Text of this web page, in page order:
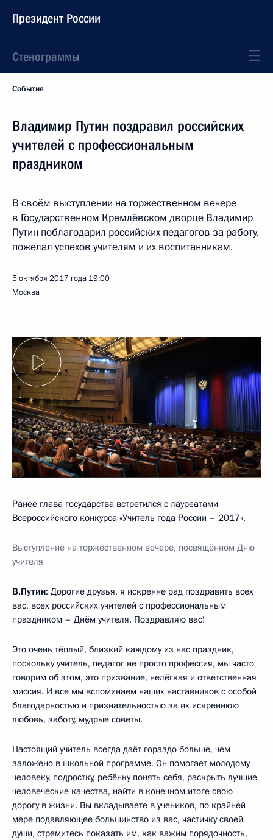
Президент России
Стенограммы
События
Владимир Путин поздравил российских
учителей с профессиональным
праздником
В своём выступлении на торжественном вечере
в Государственном Кремлёвском дворце Владимир
Путин поблагодарил российских педагогов за работу,
пожелал успехов учителям и их воспитанникам.
5 октября 2017 года 19:00
Москва
Ранее глава государства встретился с лауреатами
Всероссийского конкурса «Учитель года России – 2017».
Выступление на торжественном вечере, посвящённом Дню
учителя
В.Путин: Дорогие друзья, я искренне рад поздравить всех
вас, всех российских учителей с профессиональным
праздником – Днём учителя. Поздравляю вас!
Это очень тёплый, близкий каждому из нас праздник,
поскольку учитель, педагог не просто профессия, мы часто
говорим об этом, это призвание, нелёгкая и ответственная
миссия. И все мы вспоминаем наших наставников с особой
благодарностью и признательностью за их искреннюю
любовь, заботу, мудрые советы.
Настоящий учитель всегда даёт гораздо больше, чем
заложено в школьной программе. Он помогает молодому
человеку, подростку, ребёнку понять себя, раскрыть лучшие
человеческие качества, найти в конечном итоге свою
дорогу в жизни. Вы вкладываете в учеников, по крайней
мере подавляющее большинство из вас, частичку своей
души, стремитесь показать им, как важны порядочность,